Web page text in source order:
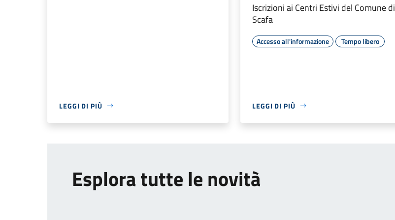
LEGGI DI PIÙ
Iscrizioni ai Centri Estivi del Comune di
Scafa
Accesso all'informazione Tempo libero
LEGGI DI PIÙ
Esplora tutte le novità